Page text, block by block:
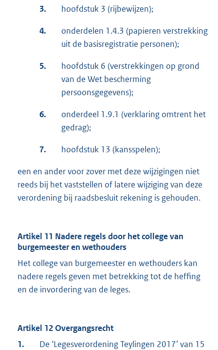
3. hoofdstuk 3 (rijbewijzen);
4.
onderdelen 1.4.3 (papieren verstrekking
uit de basisregistratie personen);
5.
hoofdstuk 6 (verstrekkingen op grond
van de Wet bescherming
persoonsgegevens);
6.
onderdeel 1.9.1 (verklaring omtrent het
gedrag);
7. hoofdstuk 13 (kansspelen);
een en ander voor zover met deze wijzigingen niet
reeds bij het vaststellen of latere wijziging van deze
verordening bij raadsbesluit rekening is gehouden.
Artikel 11 Nadere regels door het college van
burgemeester en wethouders
Het college van burgemeester en wethouders kan
nadere regels geven met betrekking tot de heffing
en de invordering van de leges.
Artikel 12 Overgangsrecht
1.
De ‘Legesverordening Teylingen 2017’ van 15